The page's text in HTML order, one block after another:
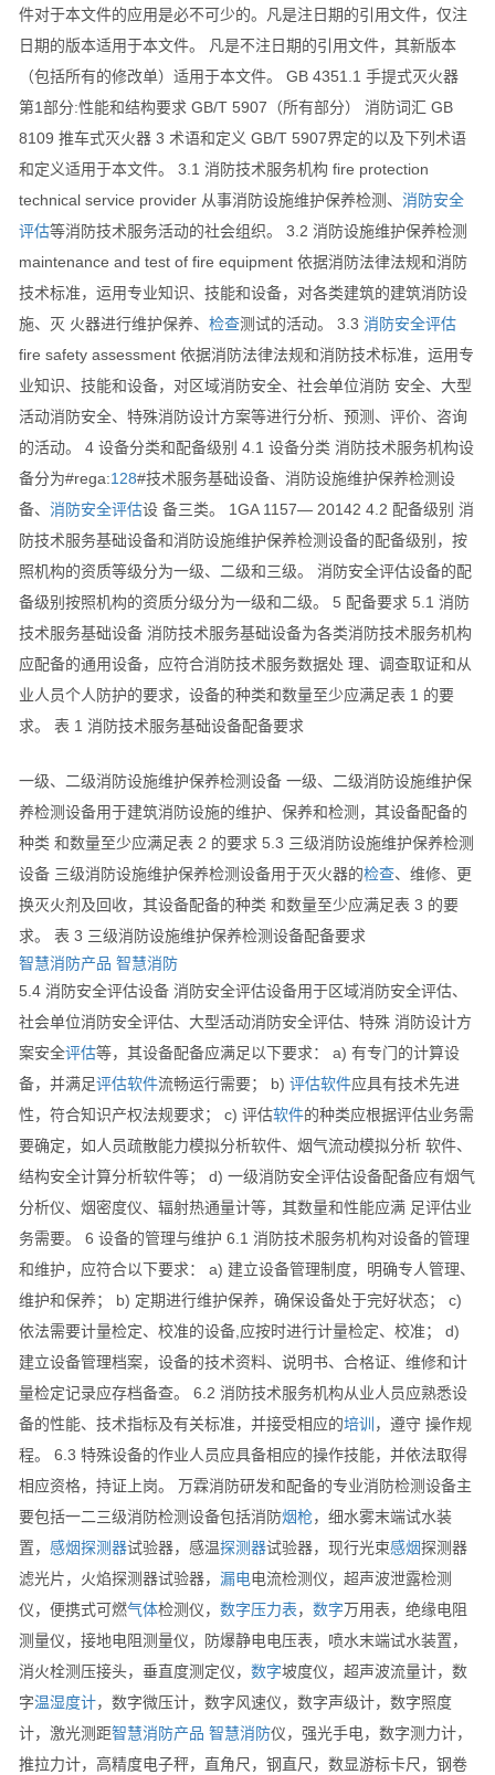
件对于本文件的应用是必不可少的。凡是注日期的引用文件，仅注
日期的版本适用于本文件。 凡是不注日期的引用文件，其新版本
（包括所有的修改单）适用于本文件。 GB 4351.1 手提式灭火器
第1部分:性能和结构要求 GB/T 5907（所有部分） 消防词汇 GB
8109 推车式灭火器 3 术语和定义 GB/T 5907界定的以及下列术语
和定义适用于本文件。 3.1 消防技术服务机构 fire protection
technical service provider 从事消防设施维护保养检测、 消防安全
评估等消防技术服务活动的社会组织。 3.2 消防设施维护保养检测
maintenance and test of fire equipment 依据消防法律法规和消防
技术标准，运用专业知识、技能和设备，对各类建筑的建筑消防设
施、灭 火器进行维护保养、 检查测试的活动。 3.3 消防安全评估
fire safety assessment 依据消防法律法规和消防技术标准，运用专
业知识、技能和设备，对区域消防安全、社会单位消防 安全、大型
活动消防安全、特殊消防设计方案等进行分析、预测、评价、咨询
的活动。 4 设备分类和配备级别 4.1 设备分类 消防技术服务机构设
备分为#rega:128#技术服务基础设备、消防设施维护保养检测设
备、 消防安全评估设 备三类。 1GA 1157— 20142 4.2 配备级别 消
防技术服务基础设备和消防设施维护保养检测设备的配备级别，按
照机构的资质等级分为一级、二级和三级。 消防安全评估设备的配
备级别按照机构的资质分级分为一级和二级。 5 配备要求 5.1 消防
技术服务基础设备 消防技术服务基础设备为各类消防技术服务机构
应配备的通用设备，应符合消防技术服务数据处 理、调查取证和从
业人员个人防护的要求，设备的种类和数量至少应满足表 1 的要
求。 表 1 消防技术服务基础设备配备要求
一级、二级消防设施维护保养检测设备 一级、二级消防设施维护保
养检测设备用于建筑消防设施的维护、保养和检测，其设备配备的
种类 和数量至少应满足表 2 的要求 5.3 三级消防设施维护保养检测
设备 三级消防设施维护保养检测设备用于灭火器的检查、维修、更
换灭火剂及回收，其设备配备的种类 和数量至少应满足表 3 的要
求。 表 3 三级消防设施维护保养检测设备配备要求
智慧消防产品 智慧消防
5.4 消防安全评估设备 消防安全评估设备用于区域消防安全评估、
社会单位消防安全评估、大型活动消防安全评估、特殊 消防设计方
案安全评估等，其设备配备应满足以下要求： a) 有专门的计算设
备，并满足评估软件流畅运行需要； b) 评估软件应具有技术先进
性，符合知识产权法规要求； c) 评估软件的种类应根据评估业务需
要确定，如人员疏散能力模拟分析软件、烟气流动模拟分析 软件、
结构安全计算分析软件等； d) 一级消防安全评估设备配备应有烟气
分析仪、烟密度仪、辐射热通量计等，其数量和性能应满 足评估业
务需要。 6 设备的管理与维护 6.1 消防技术服务机构对设备的管理
和维护，应符合以下要求： a) 建立设备管理制度，明确专人管理、
维护和保养； b) 定期进行维护保养，确保设备处于完好状态； c)
依法需要计量检定、校准的设备,应按时进行计量检定、校准； d)
建立设备管理档案，设备的技术资料、说明书、合格证、维修和计
量检定记录应存档备查。 6.2 消防技术服务机构从业人员应熟悉设
备的性能、技术指标及有关标准，并接受相应的培训 ，遵守 操作规
程。 6.3 特殊设备的作业人员应具备相应的操作技能，并依法取得
相应资格，持证上岗。 万霖消防研发和配备的专业消防检测设备主
要包括一二三级消防检测设备包括消防烟枪，细水雾末端试水装
置， 感烟探测器试验器，感温探测器试验器，现行光束感烟探测器
滤光片，火焰探测器试验器， 漏电电流检测仪，超声波泄露检测
仪，便携式可燃气体检测仪， 数字压力表， 数字万用表，绝缘电阻
测量仪，接地电阻测量仪，防爆静电电压表，喷水末端试水装置，
消火栓测压接头，垂直度测定仪， 数字坡度仪，超声波流量计，数
字温湿度计，数字微压计，数字风速仪，数字声级计，数字照度
计，激光测距智慧消防产品 智慧消防仪，强光手电，数字测力计，
推拉力计，高精度电子秤，直角尺，钢直尺，数显游标卡尺，钢卷